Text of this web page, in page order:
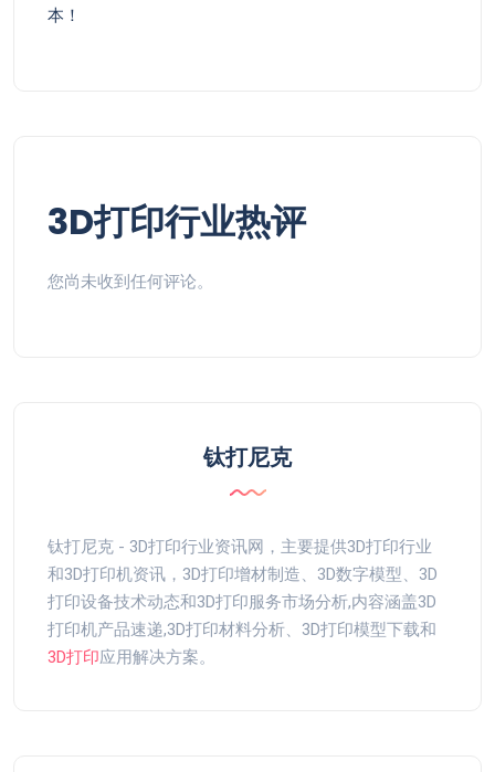
本！
3D打印行业热评
您尚未收到任何评论。
钛打尼克
钛打尼克 - 3D打印行业资讯网，主要提供3D打印行业
和3D打印机资讯，3D打印增材制造、3D数字模型、3D
打印设备技术动态和3D打印服务市场分析,内容涵盖3D
打印机产品速递,3D打印材料分析、3D打印模型下载和
3D打印应用解决方案。